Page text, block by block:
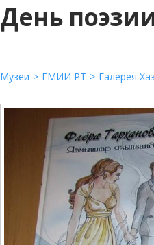
День
Музеи ГМИИ РТ Галерея